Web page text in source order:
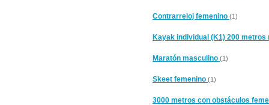
Contrarreloj femenino (1)
Kayak individual (K1) 200
Maratón masculino (1)
Skeet femenino (1)
3000 metros con obstáculos